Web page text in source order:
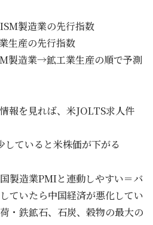
製造業の先行指数
産の先行指数
業→鉱工業生産の順で予測
を見れば、米JOLTS求人件
いると米株価が下がる
製造業PMIと連動しやすい＝バ
ていたら中国経済が悪化してい
・鉄鉱石、石炭、穀物の最大の